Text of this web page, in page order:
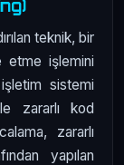
teknik, bir
etme işlemini
işletim sistemi
zararlı kod
zararlı
yapılan